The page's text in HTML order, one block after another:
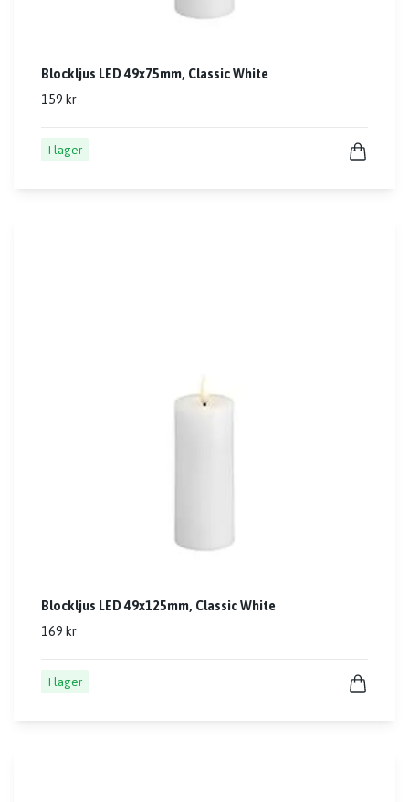
Blockljus LED 49x75mm, Classic White
159 kr
I lager
Blockljus LED 49x125mm, Classic White
169 kr
I lager